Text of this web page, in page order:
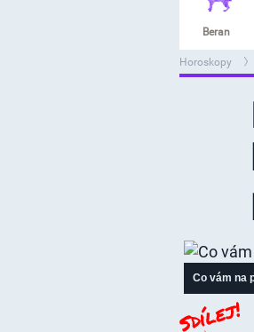
Beran
Horoskopy
Co vám na